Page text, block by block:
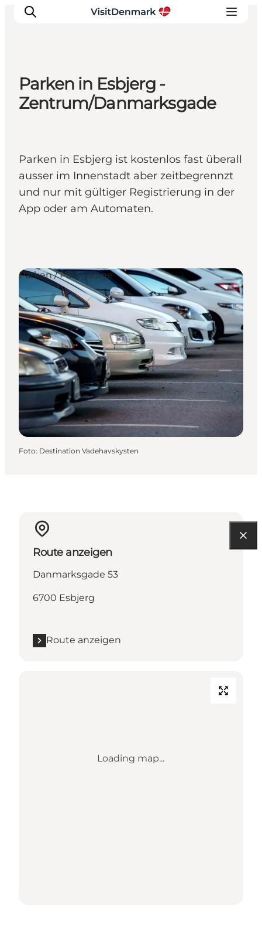
Inspiration
Reiseplanung
Parken in Esbjerg -
Zentrum/Danmarksgade
Parken in Esbjerg ist kostenlos fast überall
ausser im Innenstadt aber zeitbegrennzt
und nur mit gültiger Registrierung in der
App oder am Automaten.
Parken / Parkgarage
Foto: Destination Vadehavskysten
Route anzeigen
Danmarksgade 53
6700 Esbjerg
Route anzeigen
Loading map...